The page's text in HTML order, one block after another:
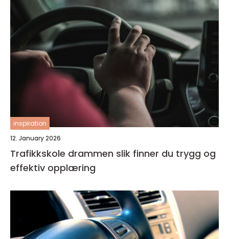
inspiration
12. January 2026
Trafikkskole drammen slik finner du trygg og
effektiv opplæring